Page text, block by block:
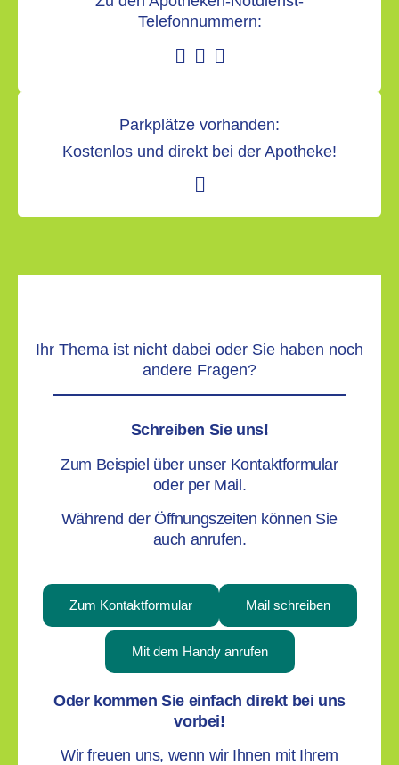
Telefonnummern:
Parkplätze vorhanden:
Kostenlos und direkt bei der Apotheke!
Ihr Thema ist nicht dabei oder Sie haben noch
andere Fragen?
Schreiben Sie uns!
Zum Beispiel über unser Kontaktformular
oder per Mail.
Während der Öffnungszeiten können Sie
auch anrufen.
Zum Kontaktformular Mail schreiben
Mit dem Handy anrufen
Oder kommen Sie einfach direkt bei uns
vorbei!
Wir freuen uns, wenn wir Ihnen mit Ihrem